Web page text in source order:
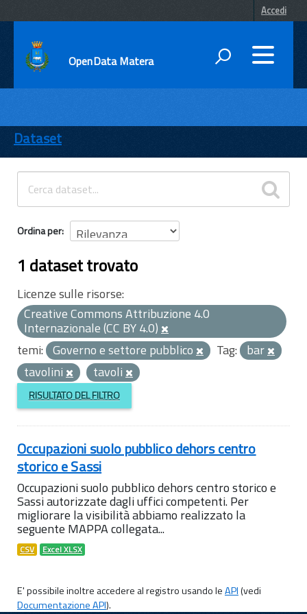
Accedi
OpenData Matera
ENTI
TEMI
INFORMAZIONI
Dataset
Ordina per
1 dataset trovato
Licenze sulle risorse:
Creative Commons Attribuzione 4.0
Internazionale (CC BY 4.0)
temi: Governo e settore pubblico Tag: bar
tavolini
tavoli
RISULTATO DEL FILTRO
Occupazioni suolo pubblico dehors centro
storico e Sassi
Occupazioni suolo pubblico dehors centro storico e
Sassi autorizzate dagli uffici competenti. Per
migliorare la visibilità abbiamo realizzato la
seguente MAPPA collegata...
CSV Excel XLSX
E' possibile inoltre accedere al registro usando leAPI(vedi
Documentazione API).